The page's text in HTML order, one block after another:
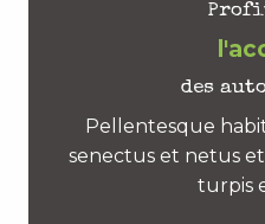
des
Pellentesque
senectus et netus
turpis